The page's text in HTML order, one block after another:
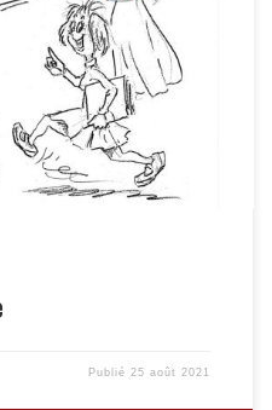
théâtre sont pour tous les
s’initier à la pratique du
raconter des histoires
4 cours suivant son âge. Le
[…]
Publié25 août 2021